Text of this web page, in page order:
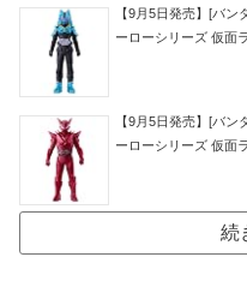
【9月5日発売】[バ
ーローシリーズ 仮面
【9月5日発売】[バ
ーローシリーズ 仮面
続